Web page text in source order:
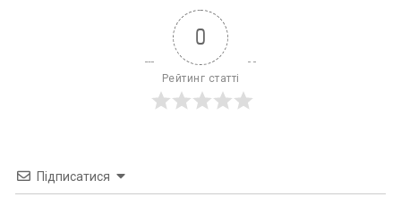
0
Рейтинг статті
Підписатися